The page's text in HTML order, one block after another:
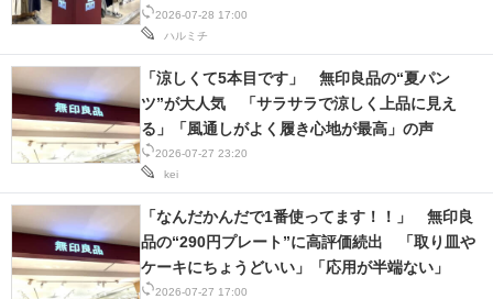
2026-07-28 17:00
ハルミチ
「年中使えそう」
2026-07-27 23:20
kei
「涼しくて5本目です」 無印良品の“夏パン
ツ”が大人気 「サラサラで涼しく上品に見え
る」「風通しがよく履き心地が最高」の声
2026-07-27 17:00
「なんだかんだで1番使ってます！！」 無印良
品の“290円プレート”に高評価続出 「取り皿や
ケーキにちょうどいい」「応用が半端ない」